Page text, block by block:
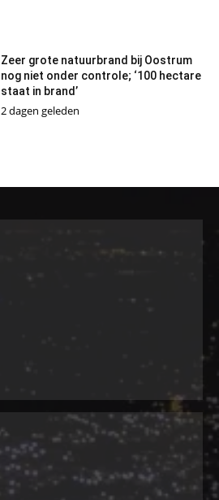
Zeer grote natuurbrand bij Oostrum
nog niet onder controle; ‘100 hectare
staat in brand’
2 dagen geleden